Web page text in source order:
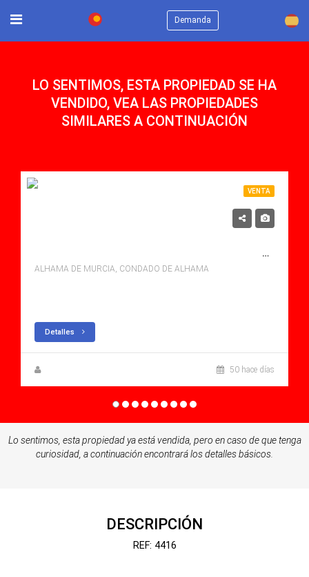
Demanda ×
LO SENTIMOS, ESTA PROPIEDAD SE HA
VENDIDO, VEA LAS PROPIEDADES
SIMILARES A CONTINUACIÓN
VENTA
SE VENDE APARTAMENTO EN CONDADO DE ALHAMA, ALHAMA DE MURCIA CON PISCINA
ALHAMA DE MURCIA, CONDADO DE ALHAMA
Detalles
50 hace días
Lo sentimos, esta propiedad ya está vendida, pero en caso de que tenga
curiosidad, a continuación encontrará los detalles básicos.
DESCRIPCIÓN
REF: 4416